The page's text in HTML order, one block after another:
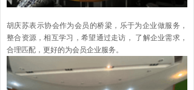
胡庆苏表示协会作为会员的桥梁，乐于为企业做服务，
整合资源，相互学习，希望通过走访， 了解企业需求，
合理匹配，更好的为会员企业服务。